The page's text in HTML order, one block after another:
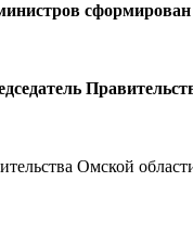
Омской